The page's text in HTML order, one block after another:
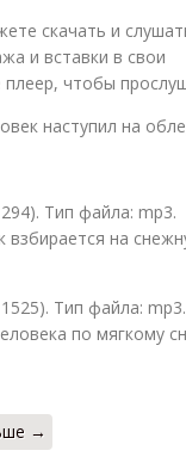
скачать и
и вставки в свои
плеер, чтобы
наступил на
Тип файла: mp3.
взбирается на
Тип файла: mp3.
по мягкому
→